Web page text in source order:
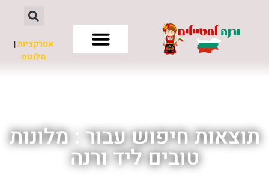
אטרקציות|
מלונות
תוצאות חיפוש עבור : מלונות
טובים ליד ורנה